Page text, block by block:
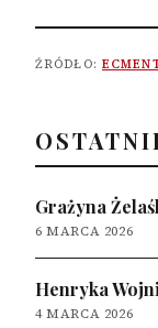
ŹRÓDŁO:
Grażyna
6 MARCA 2026
Henryka
4 MARCA 2026